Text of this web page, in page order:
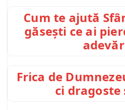
Cum te ajută
găsești ce ai
Frica de
ci dragoste